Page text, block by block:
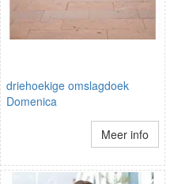
driehoekige omslagdoek
Domenica
Meer info